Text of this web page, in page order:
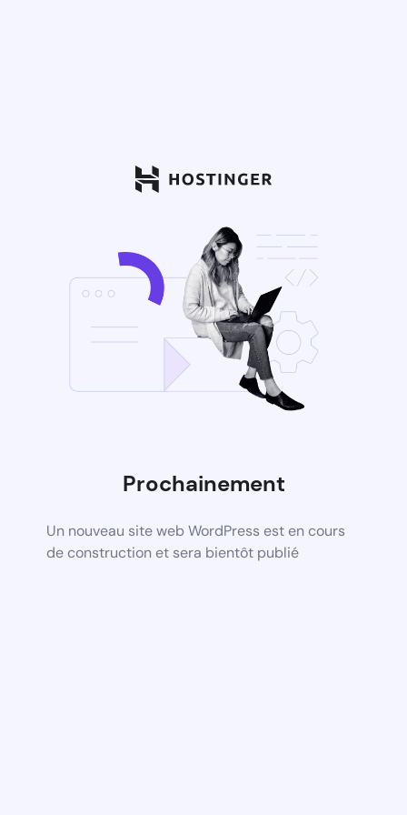
Prochainement
Un nouveau site web WordPress est en cours
de construction et sera bientôt publié